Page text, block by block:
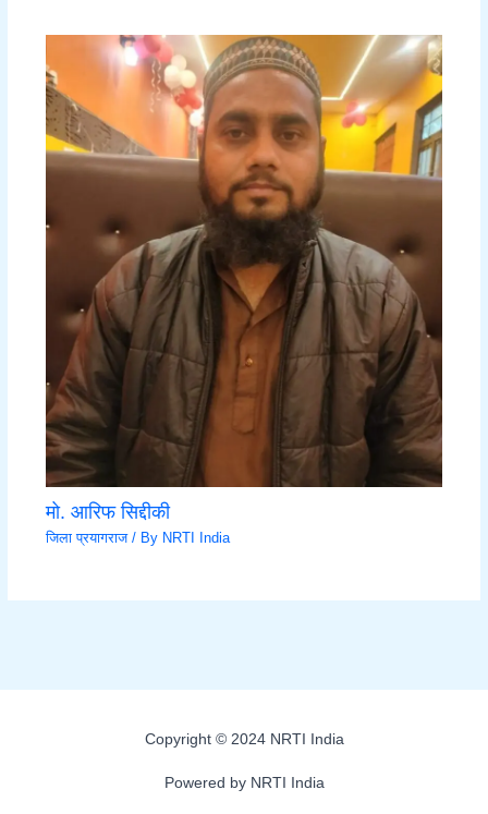
मो. आरिफ सिद्दीकी
जिला प्रयागराज/ By NRTI India
Copyright © 2024 NRTI India
Powered by NRTI India